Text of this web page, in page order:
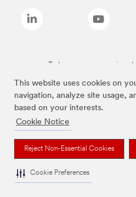
This website uses cookies on
navigation, analyze site usage,
based on your interests.
Cookie Notice
Reject Non-Essential Cookies
Cookie Preferences
Todas as marcas